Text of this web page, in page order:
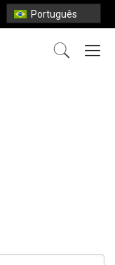
Português